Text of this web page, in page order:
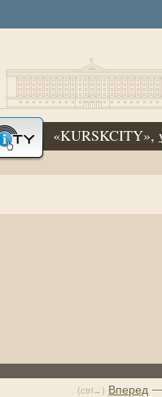
«KURSKCITY»,
(ctrl→) Вперед